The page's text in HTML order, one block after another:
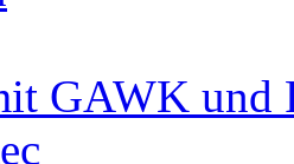
GAWK und